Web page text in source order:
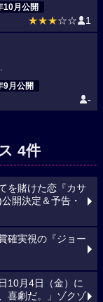
10月公開
★★★☆☆ 1
9月公開
-
4件
を賭けた恋『カサ
開決定＆予告・
確実視の『ジョー
10月4日（金）に
喜劇だ。」ゾクゾ